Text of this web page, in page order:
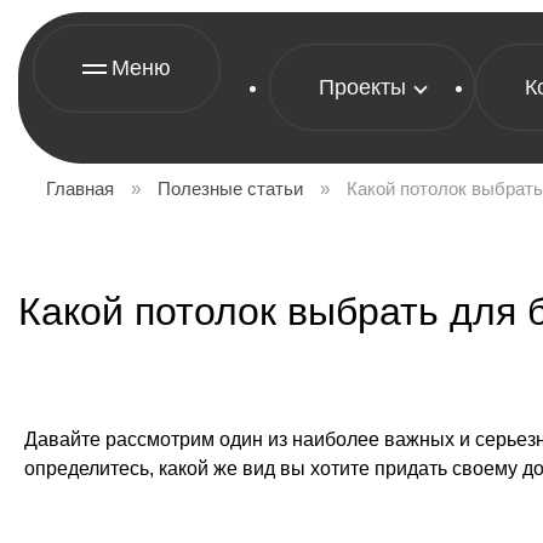
Меню
Проекты
Главная » Полезные статьи » Какой потолок
Какой потолок выбрать для
Давайте рассмотрим один из наиболее важных и
определитесь, какой же вид вы хотите придать своему